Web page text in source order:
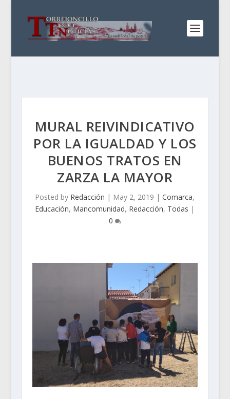
MURAL REIVINDICATIVO
POR LA IGUALDAD Y LOS
BUENOS TRATOS EN
ZARZA LA MAYOR
Posted by Redacción | May 2, 2019 |Comarca,
Educación, Mancomunidad, Redacción, Todas |
0